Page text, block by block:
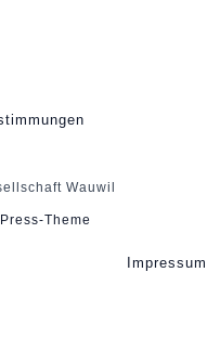
Wauwil
Theme
Impressum